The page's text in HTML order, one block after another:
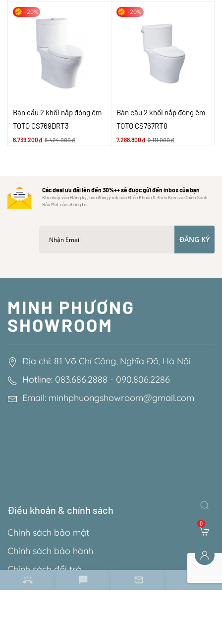
-20%
Bàn cầu 2 khối nắp đóng êm
TOTO CS769DRT3
6.739.200₫ 8.424.000₫
-20%
Bàn cầu 2 khối nắp đóng êm
TOTO CS767RT8
7.288.800₫ 9.111.000₫
Các deal ưu đãi lên đến 30%++ sẽ được gửi đến inbox của bạn
Khi nhấp vào Đăng ký, bạn đồng ý với các Điều Khoản & Điều Kiện và Chính Sách
Bảo Mật của chúng tôi
ĐĂNG KÝ
MINH PHƯƠNG
SHOWROOM
Địa chỉ: 81 Võ Chí Công, Nghĩa Đô, Hà Nội
Hotline: 083.686.2888 - 090.806.2286
Email: minhphuongshowroom@gmail.com
Điều khoản & chính sách
Chính sách bảo mật
Chính sách bảo hành
Chính sách đổi trả
Hướng dẫn đặt hàng
0